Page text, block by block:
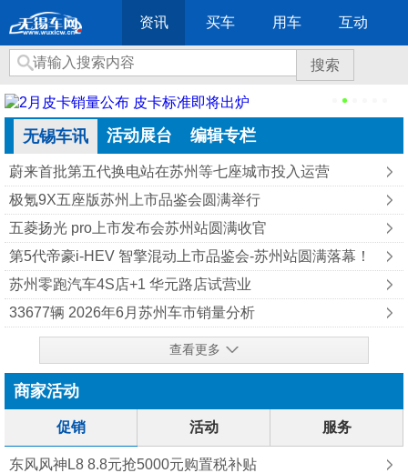
资讯 买车 用车 互动
搜索
无锡车讯 活动展台 编辑专栏
蔚来首批第五代换电站在苏州等七座城市投入运营
极氪9X五座版苏州上市品鉴会圆满举行
五菱扬光 pro上市发布会苏州站圆满收官
第5代帝豪i-HEV 智擎混动上市品鉴会-苏州站圆满落幕！
苏州零跑汽车4S店+1 华元路店试营业
33677辆 2026年6月苏州车市销量分析
查看更多
商家活动
促销 活动 服务
东风风神L8 8.8元抢5000元购置税补贴